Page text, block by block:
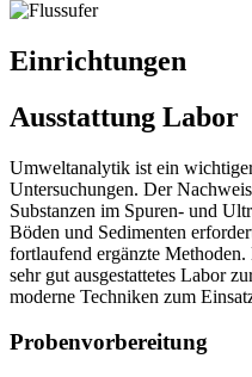
Einrichtungen
Ausstattung Labor
Umweltanalytik ist ein
Untersuchungen. Der
Substanzen im Spuren- und
Böden und Sedimenten
fortlaufend ergänzte
sehr gut ausgestattetes Labor
moderne Techniken zum
Probenvorbereitung